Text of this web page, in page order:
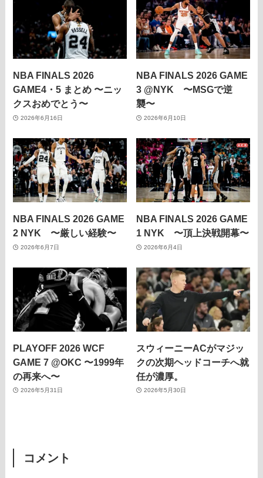
NBA FINALS 2026
GAME4・5 まとめ 〜ニッ
クスおめでとう〜
2026年6月16日
NBA FINALS 2026 GAME
3 @NYK 〜MSGで逆
襲〜
2026年6月10日
NBA FINALS 2026 GAME
2 NYK 〜厳しい経験〜
2026年6月7日
NBA FINALS 2026 GAME
1 NYK 〜頂上決戦開幕〜
2026年6月4日
PLAYOFF 2026 WCF
GAME 7 @OKC 〜1999年
の再来へ〜
2026年5月31日
スウィーニーACがマジッ
クの次期ヘッドコーチへ就
任が濃厚。
2026年5月30日
コメント